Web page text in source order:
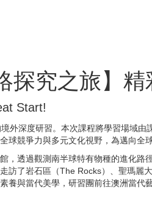
探究之旅】
Start!
深度研習。本次課程將學習場域由
競爭力與多元文化視野，為邁向全
透過觀測南半球特有物種的進化
了岩石區（The Rocks）、聖瑪麗
與當代美學，研習團前往澳洲當代